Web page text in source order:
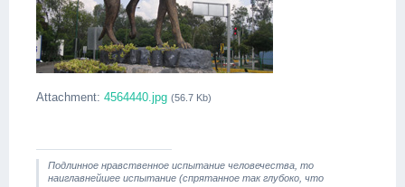
Attachment: 4564440.jpg (56.7 Kb)
Подлинное нравственное испытание человечества, то
наиглавнейшее испытание (спрятанное так глубоко, что